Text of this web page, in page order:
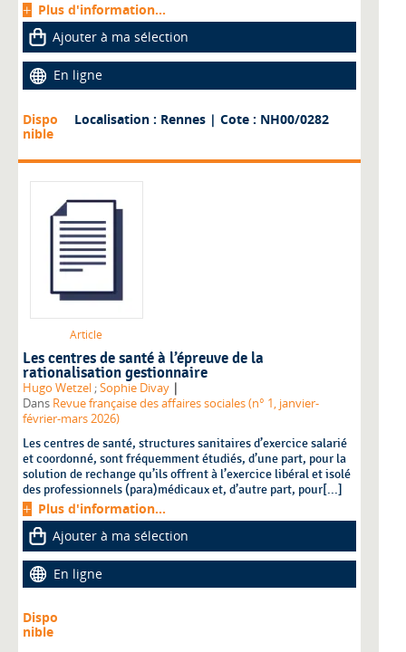
Plus d'information...
Ajouter à ma sélection
En ligne
Dispo
nible
Localisation : Rennes | Cote : NH00/0282
Article
Les centres de santé à l’épreuve de la
rationalisation gestionnaire
Hugo Wetzel ;Sophie Divay |
Dans Revue française des affaires sociales (n° 1, janvier-
février-mars 2026)
Les centres de santé, structures sanitaires d’exercice salarié
et coordonné, sont fréquemment étudiés, d’une part, pour la
solution de rechange qu’ils offrent à l’exercice libéral et isolé
des professionnels (para)médicaux et, d’autre part, pour[...]
Plus d'information...
Ajouter à ma sélection
En ligne
Dispo
nible